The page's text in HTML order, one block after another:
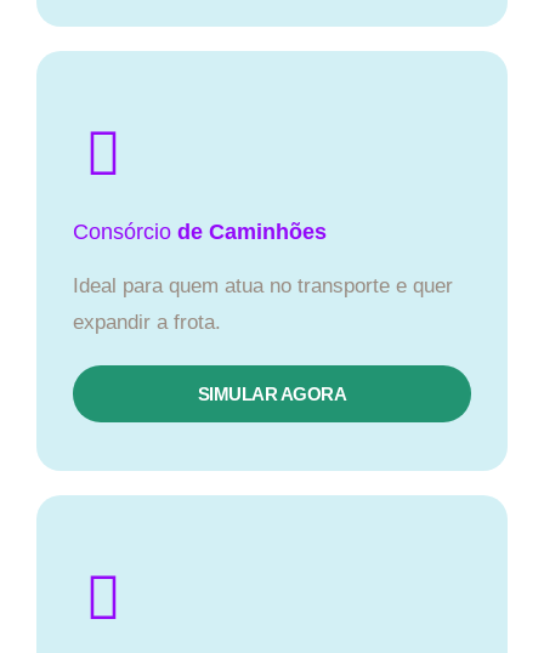
Consórcio de Caminhões
Ideal para quem atua no transporte e quer
expandir a frota.
SIMULAR AGORA